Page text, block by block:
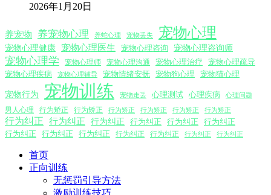
2026年1月20日
养宠物 养宠物心理 养蛇心理 宠物丢失 宠物心理
宠物心理健康 宠物心理医生 宠物心理咨询 宠物心理咨询师
宠物心理学 宠物心理师 宠物心理沟通 宠物心理治疗
宠物心理疏导
宠物心理疾病
宠物心理辅导 宠物情绪安抚 宠物狗心理 宠物猫心理
宠物行为 宠物训练 宠物走丢 心理测试 心理疾病 心理问题
男人心理 行为矫正 行为矫正 行为矫正 行为矫正 行为矫正 行为矫正
行为纠正 行为纠正 行为纠正 行为纠正 行为纠正
行为纠正
行为纠正
行为纠正 行为纠正 行为纠正 行为纠正 行为纠正 行为纠正
首页
正向训练
无惩罚引导方法
激励训练技巧